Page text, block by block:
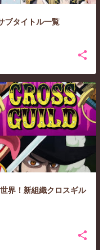
ブタイトル一覧
界！新組織クロスギル